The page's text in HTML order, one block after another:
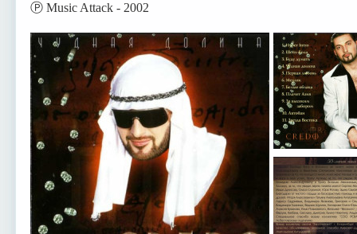
Ⓟ Music Attack - 2002